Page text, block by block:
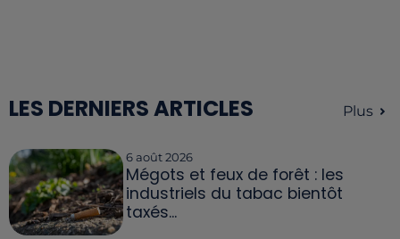
LES DERNIERS ARTICLES Plus
6 août 2026
Mégots et feux de forêt : les
industriels du tabac bientôt
taxés...